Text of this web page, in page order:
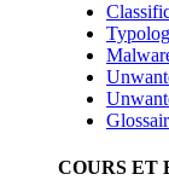
COURS ET